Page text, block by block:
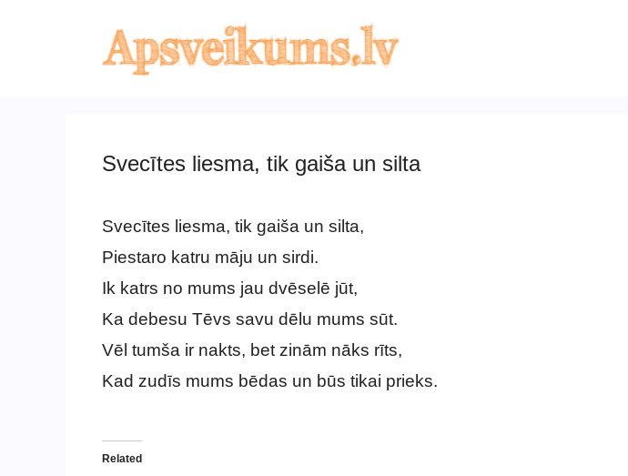
Svecītes liesma, tik gaiša un silta
Svecītes liesma, tik gaiša un silta,
Piestaro katru māju un sirdi.
Ik katrs no mums jau dvēselē jūt,
Ka debesu Tēvs savu dēlu mums sūt.
Vēl tumša ir nakts, bet zinām nāks rīts,
Kad zudīs mums bēdas un būs tikai prieks.
Related